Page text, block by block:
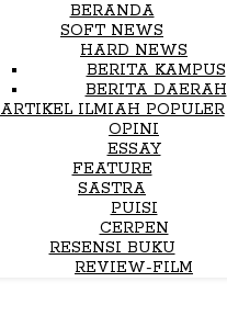
BERANDA
SOFT NEWS
HARD NEWS
BERITA KAMPUS
BERITA DAERAH
ARTIKEL ILMIAH POPULER
OPINI
ESSAY
FEATURE
SASTRA
PUISI
CERPEN
RESENSI BUKU
REVIEW-FILM